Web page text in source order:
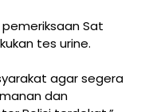
Sat
tes urine.
agar segera
dan